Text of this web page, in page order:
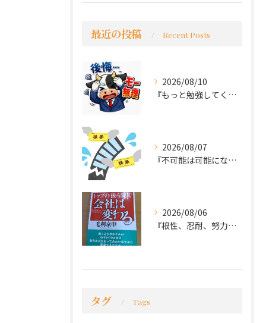
最近の投稿 Recent Posts
2026/08/10
『もっと勉強してくれば良かった～後悔先にたたず』
2026/08/07
『不可能は可能になる』
2026/08/06
『根性、忍耐、努力という言葉は死語なのか』
タグ Tags